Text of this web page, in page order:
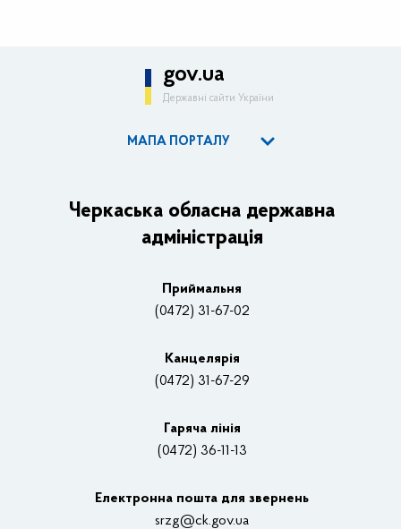
gov.ua
Державні сайти України
МАПА ПОРТАЛУ
Керівництво адміністрації
Основні завдання та нормативно-правові засади
Нагороди
Контакти
Відеотрансляції
Структурні підрозділи ОДА
Черкаська обласна державна
адміністрація
Приймальня
(0472) 31-67-02
Канцелярiя
(0472) 31-67-29
Гаряча лінія
(0472) 36-11-13
Електронна пошта для звернень
srzg@ck.gov.ua